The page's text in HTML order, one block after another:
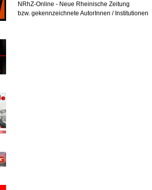
NRhZ-Online - Neue Rheinische Zeitung
bzw. gekennzeichnete AutorInnen / Institutionen